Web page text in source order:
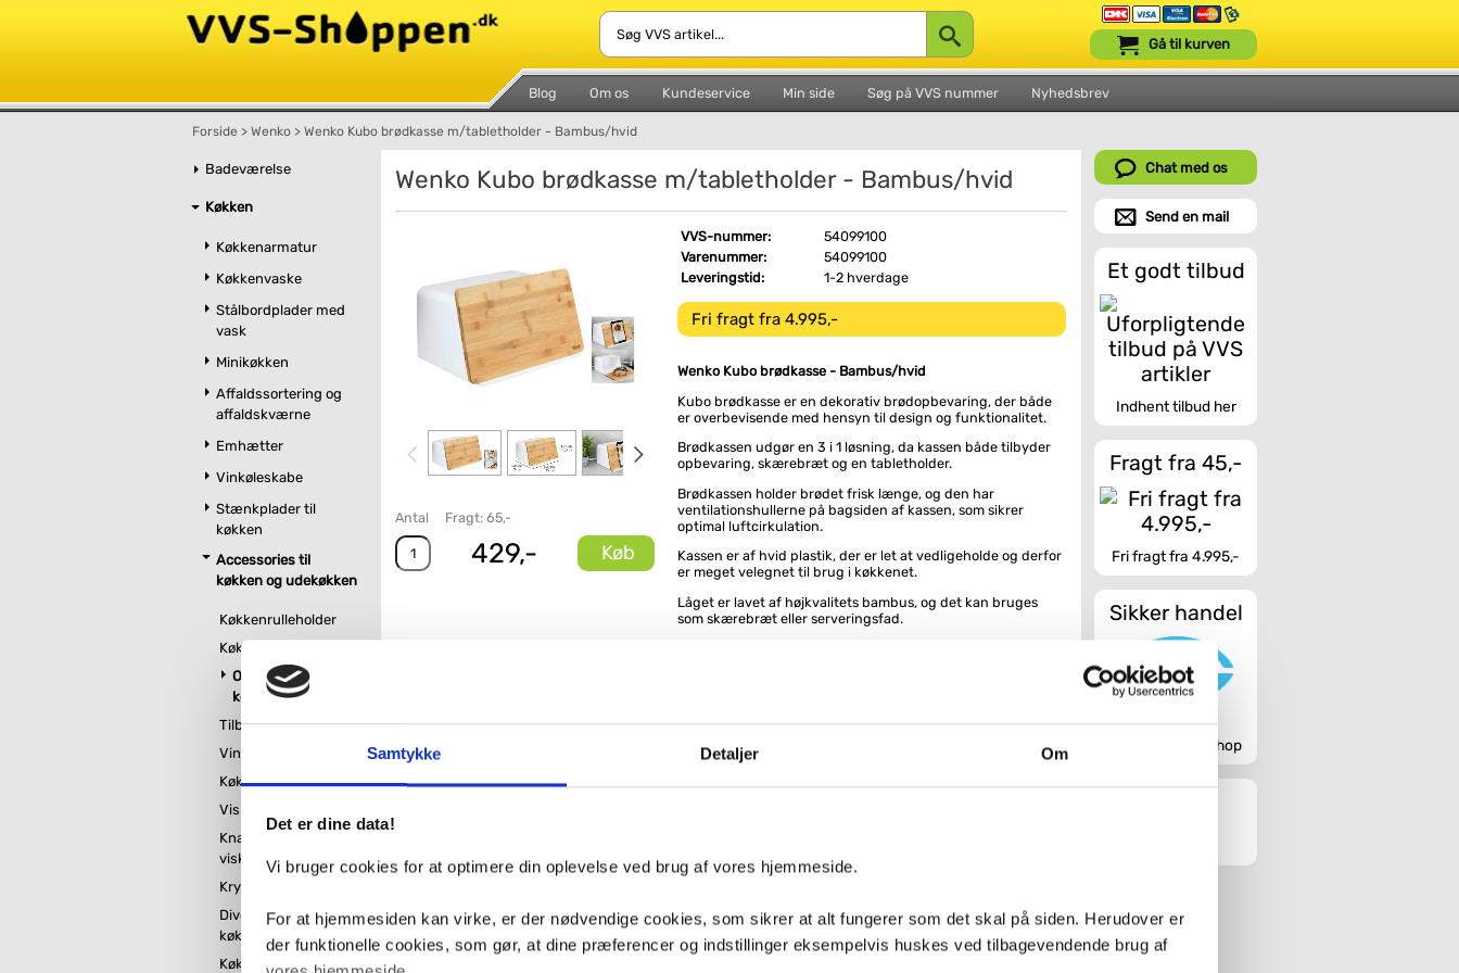
Samtykke Detaljer Om
Det er dine data!
Vi bruger cookies for at optimere din oplevelse ved brug af vores hjemmeside.
For at hjemmesiden kan virke, er der nødvendige cookies, som sikrer at alt fungerer som det skal på siden. Herudover er
der funktionelle cookies, som gør, at dine præferencer og indstillinger eksempelvis huskes ved tilbagevendende brug af
Blog Om os Kundeservice Min side Søg på VVS nummer Nyhedsbrev
Gå til kurven
Forside > Wenko > Wenko Kubo brødkasse m/tabletholder - Bambus/hvid
Badeværelse
Køkken
Køkkenarmatur
Køkkenvaske
Stålbordplader med
vask
Minikøkken
Affaldssortering og
affaldskværne
Emhætter
Vinkøleskabe
Stænkplader til
køkken
Accessories til
køkken og udekøkken
Køkkenrulleholder
Køkkenvogn
Opbevaring til
køkkenbord
Tilbehør til opvasken
Vinreol
Køkkenhylder
Viskestykke holder
Knager til
viskestykker
Krydderi opbevaring
Diverse
køkkentilbehør
Køkkenarmatur til
Wenko Kubo brødkasse m/tabletholder - Bambus/hvid
Antal Fragt: 65,-
429,- Køb
VVS-nummer:
54099100
Varenummer:
54099100
Leveringstid:
1-2 hverdage
Fri fragt fra 4.995,-
Wenko Kubo brødkasse - Bambus/hvid
Kubo brødkasse er en dekorativ brødopbevaring, der både
er overbevisende med hensyn til design og funktionalitet.
Brødkassen udgør en 3 i 1 løsning, da kassen både tilbyder
opbevaring, skærebræt og en tabletholder.
Brødkassen holder brødet frisk længe, og den har
ventilationshullerne på bagsiden af kassen, som sikrer
optimal luftcirkulation.
Kassen er af hvid plastik, der er let at vedligeholde og derfor
er meget velegnet til brug i køkkenet.
Låget er lavet af højkvalitets bambus, og det kan bruges
som skærebræt eller serveringsfad.
Skærebræt
Tabletholder
Plastik
B: 35 x cm H: 20.5 cm x D: 26 cm
Relaterede produkter
Wenko køkkenkrukke
m/tabletholder - Hvid
Chat med os
Send en mail
Et godt tilbud
Indhent tilbud her
Fragt fra 45,-
Fri fragt fra 4.995,-
Sikker handel
Godkendt webshop